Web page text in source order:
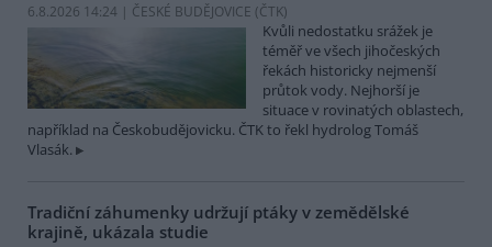
6.8.2026 14:24 | ČESKÉ BUDĚJOVICE (ČTK)
Kvůli nedostatku srážek je
téměř ve všech jihočeských
řekách historicky nejmenší
průtok vody. Nejhorší je
situace v rovinatých oblastech,
například na Českobudějovicku. ČTK to řekl hydrolog Tomáš
Vlasák.
Tradiční záhumenky udržují ptáky v zemědělské
krajině, ukázala studie